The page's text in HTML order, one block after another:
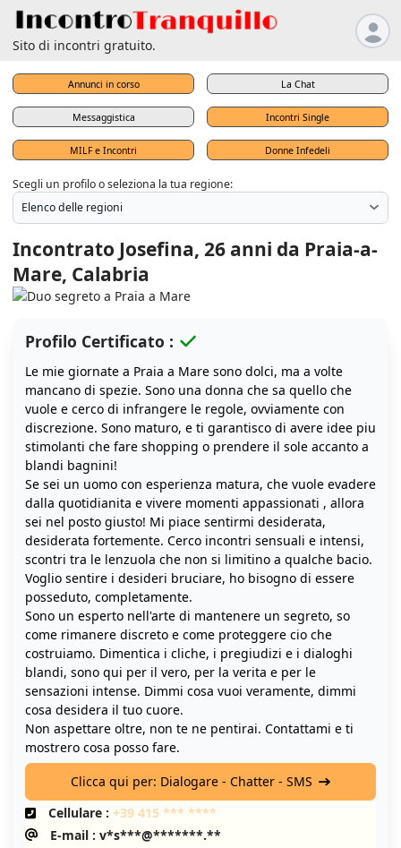
Sito di incontri gratuito.
Annunci in corso La Chat
Messaggistica Incontri Single
MILF e Incontri Donne Infedeli
Scegli un profilo o seleziona la tua regione:
Incontrato Josefina, 26 anni da Praia-a-
Mare, Calabria
Profilo Certificato :
Le mie giornate a Praia a Mare sono dolci, ma a volte
mancano di spezie. Sono una donna che sa quello che
vuole e cerco di infrangere le regole, ovviamente con
discrezione. Sono maturo, e ti garantisco di avere idee piu
stimolanti che fare shopping o prendere il sole accanto a
blandi bagnini!
Se sei un uomo con esperienza matura, che vuole evadere
dalla quotidianita e vivere momenti appassionati , allora
sei nel posto giusto! Mi piace sentirmi desiderata,
desiderata fortemente. Cerco incontri sensuali e intensi,
scontri tra le lenzuola che non si limitino a qualche bacio.
Voglio sentire i desideri bruciare, ho bisogno di essere
posseduto, completamente.
Sono un esperto nell'arte di mantenere un segreto, so
come rimanere discreto e come proteggere cio che
costruiamo. Dimentica i cliche, i pregiudizi e i dialoghi
blandi, sono qui per il vero, per la verita e per le
sensazioni intense. Dimmi cosa vuoi veramente, dimmi
cosa desidera il tuo cuore.
Non aspettare oltre, non te ne pentirai. Contattami e ti
mostrero cosa posso fare.
Clicca qui per: Dialogare - Chatter - SMS
Cellulare : +39 415 *** ****
E-mail : v*s***@*******.**